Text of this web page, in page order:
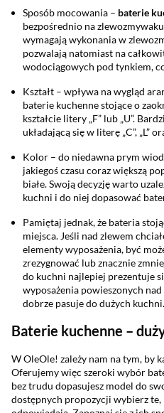
Sposób mocowania – baterie
bezpośrednio na
wymagają wykonania w
pozwalają natomiast na
wodociągowych pod tynkiem,
Kształt – wpływa na wygląd
baterie kuchenne stojące o
kształcie litery „F” lub „U”.
układającą się w literę „C”, „L”
Kolor – do niedawna prym
jakiegoś czasu coraz większą
białe. Swoją decyzję warto
kuchni i do niej dopasować
Pamiętaj jednak, że bateria
miejsca. Jeśli nad zlewem
elementy wyposażenia, być
zrezygnować lub znacznie
do kuchni najlepiej prezentuje
wyposażenia powieszonych
dobrze pasuje do dużych kuchni.
Baterie kuchenne –
W OleOle! zależy nam na tym, by
Oferujemy więc szeroki wybór
bez trudu dopasujesz model do
dostępnych propozycji wybierz